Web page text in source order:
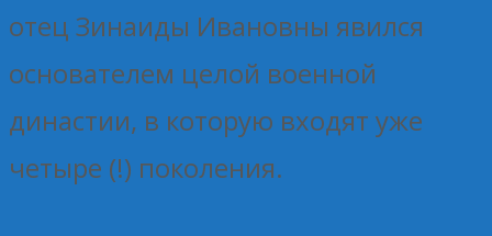
отец Зинаиды Ивановны явился
основателем целой военной
династии, в которую входят уже
четыре (!) поколения.